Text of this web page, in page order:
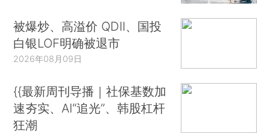
被爆炒、高溢价 QDII、国投
白银LOF明确被退市
2026年08月09日
{{最新周刊导播｜社保基数加
速夯实、AI“追光”、韩股杠杆
狂潮